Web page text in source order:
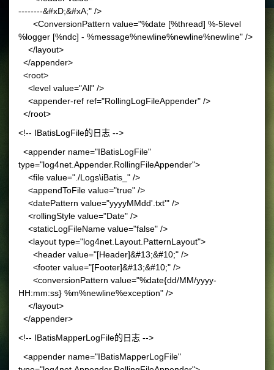
--------&#xD;&#xA;" />
<ConversionPattern value="%date [%thread] %-5level
%logger [%ndc] - %message%newline%newline%newline" />
</layout>
</appender>
<root>
<level value="All" />
<appender-ref ref="RollingLogFileAppender" />
</root>
<!-- IBatisLogFile的日志 -->
<appender name="IBatisLogFile"
type="log4net.Appender.RollingFileAppender">
<file value="./Logs\iBatis_" />
<appendToFile value="true" />
<datePattern value="yyyyMMdd'.txt'" />
<rollingStyle value="Date" />
<staticLogFileName value="false" />
<layout type="log4net.Layout.PatternLayout">
<header value="[Header]&#13;&#10;" />
<footer value="[Footer]&#13;&#10;" />
<conversionPattern value="%date{dd/MM/yyyy-
HH:mm:ss} %m%newline%exception" />
</layout>
</appender>
<!-- IBatisMapperLogFile的日志 -->
<appender name="IBatisMapperLogFile"